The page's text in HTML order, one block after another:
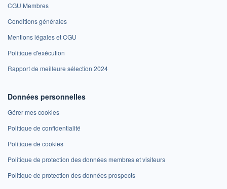
CGU Membres
Conditions générales
Mentions légales et CGU
Politique d'exécution
Rapport de meilleure sélection 2024
Données personnelles
Gérer mes cookies
Politique de confidentialité
Politique de cookies
Politique de protection des données membres et visiteurs
Politique de protection des données prospects